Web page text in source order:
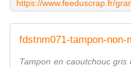
Tampon en caoutchouc